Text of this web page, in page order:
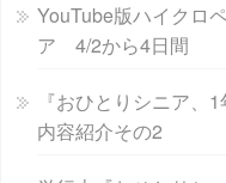
YouTube版ハイクロ
ア 4/2から4日間
『おひとりシニア、1
内容紹介その2